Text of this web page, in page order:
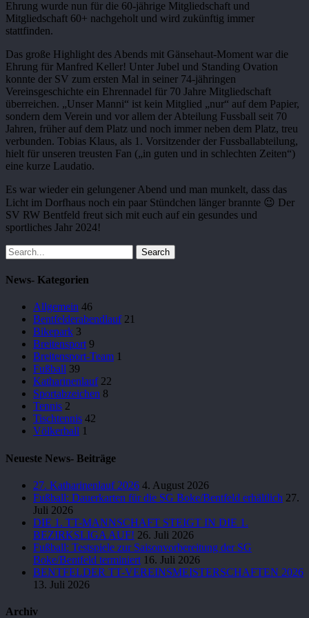
Ehrung wurde nun für die 60-jährige Mitgliedschaft und
Mitgliedschaft 60+ nachgeholt und wird zukünftig immer
stattfinden.
Das große Highlight des Abends mit Gänsehaut-Moment war die
Ehrung für Manfred Keller! Unter Jubel und Standing Ovation
konnte der SV zum ersten Mal in seiner 74-jähringen
Vereinsgeschichte ein Ehrennadel für 70 Jahre Mitgliedschaft
überreichen. „Unser Manni“ ist kein Mitglied „nur“ auf dem Papier,
sondern dem Verein und vor allem der Abteilung Fussball seit 70
Jahren, früher auf dem Platz und noch immer neben dem Platz, treu
verbunden. Tobias Klaus, als 1. Vorsitzender der Fussballabteilung,
hielt für unseren treusten Fan („in guten und in schlechten Zeiten“)
eine kurze Laudatio.
Es war wieder ein gelungener Abend und man munkelt, dass das
Licht im Dorfhaus noch ein paar Stündchen länger brannte 😉 Der
SV RW Bentfeld freut sich mit euch auf ein gesundes und
sportliches Jahr 2024!
Search
News- Kategorien
Allgemein 46
Bentfelderabendlauf 21
Bikepark 3
Breitensport 9
Breitensport-Team 1
Fußball 39
Katharinenlauf 22
Sportabzeichen 8
Tennis 2
Tischtennis 42
Völkerball 1
Neueste News- Beiträge
27. Katharinenlauf 2026 4. August 2026
Fußball: Dauerkarten für die SG Boke/Bentfeld erhältlich 27.
Juli 2026
DIE 1. TT-MANNSCHAFT STEIGT IN DIE 1.
BEZIRKSLIGA AUF! 26. Juli 2026
Fußball: Testspiele zur Saisonvorbereitung der SG
Boke/Bentfeld terminiert 16. Juli 2026
BENTFELDER TT-VEREINSMEISTERSCHAFTEN 2026
13. Juli 2026
Archiv